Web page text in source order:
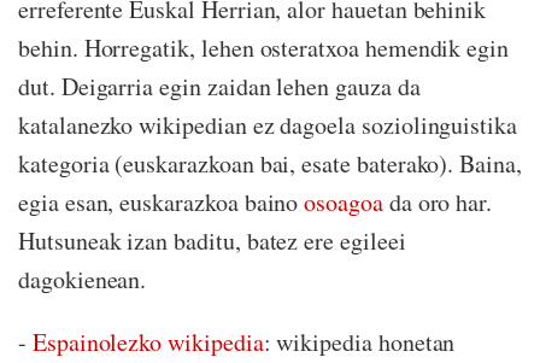
erreferente Euskal Herrian, alor hauetan behinik
behin. Horregatik, lehen osteratxoa hemendik egin
dut. Deigarria egin zaidan lehen gauza da
katalanezko wikipedian ez dagoela soziolinguistika
kategoria (euskarazkoan bai, esate baterako). Baina,
egia esan, euskarazkoa bainoosoagoada oro har.
Hutsuneak izan baditu, batez ere egileei
dagokienean.
- Espainolezko wikipedia: wikipedia honetan